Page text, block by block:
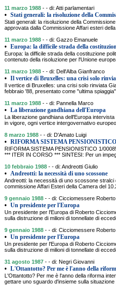
11 marzo 1988 - - di: Atti parlamentari
• Stati generali: la risoluzione della
Stati generali: la risoluzione della
approvata dalla Commissione Affari esteri
11 marzo 1988 - - di: Gazzo Emanuele
• Europa: la difficile strada della
Europa: la difficile strada della costituzione
contenuto della risoluzione per l'Unione
11 marzo 1988 - - di: Dell'Alba Gianfranco
• Il vertice di Bruxelles: una crisi solo
Il vertice di Bruxelles: una crisi solo rinviata
febbraio '88, presentato come "ultima
11 marzo 1988 - - di: Pannella Marco
• La liberazione gandhiana dell'Europa
La liberazione gandhiana dell'Europa
in vigore, ogni vertice intergovernativo
8 marzo 1988 - - di: D'Amato Luigi
• RIFORMA SISTEMA PENSIONISTICO
RIFORMA SISTEMA PENSIONISTICO 1/
*** ITER IN CORSO *** SINTESI: Per un
10 febbraio 1988 - - di: Andreotti Giulio
• Andreotti: la necessità di uno scossone
Andreotti: la necessità di uno scossone stralci
commissione Affari Esteri della Camera del
9 gennaio 1988 - - di: Cicciomessere Roberto
• Un presidente per l'Europa
Un presidente per l'Europa di Roberto
sulla distruzione di milioni di tonnellate di
9 gennaio 1988 - - di: Cicciomessere Roberto
• Un presidente per l'Europa
Un presidente per l'Europa di Roberto
sulla distruzione di milioni di tonnellate di
31 agosto 1987 - - di: Negri Giovanni
• L'Ottantotto? Per me è l'anno della
L'Ottantotto? Per me è l'anno della riforma
gettare uno sguardo d'insieme sulla